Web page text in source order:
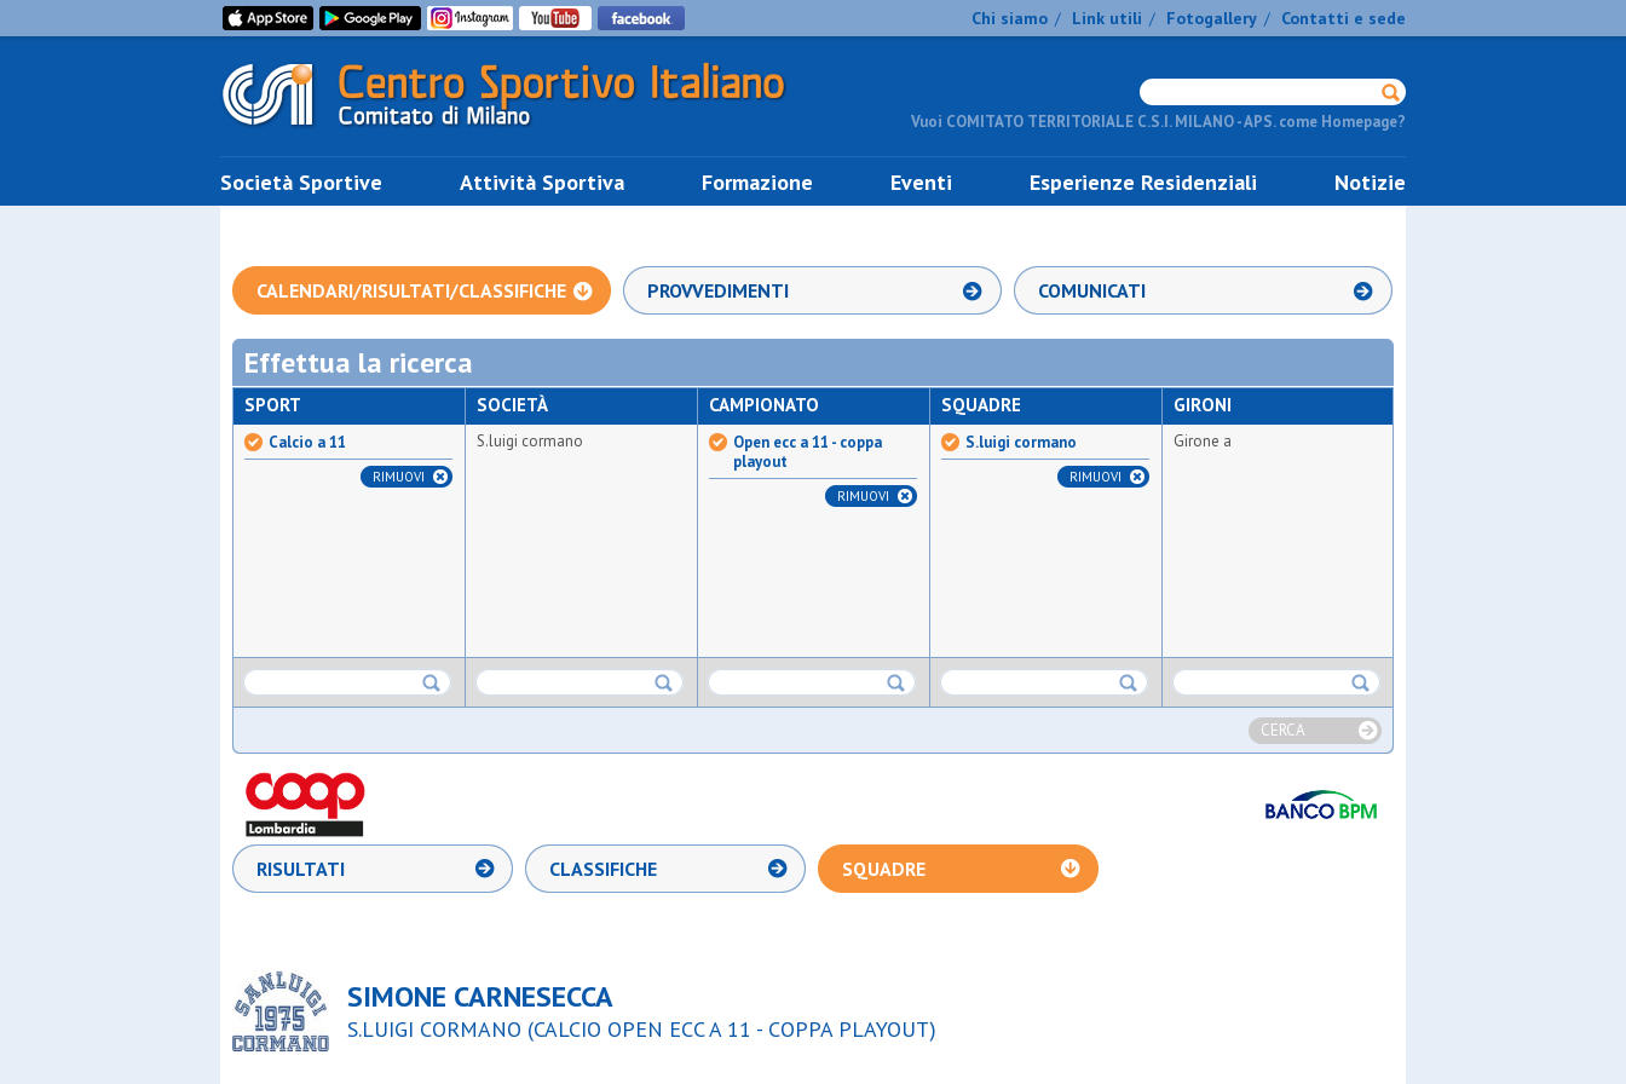
Chi siamo / Link utili / Fotogallery / Contatti e sede
Vuoi COMITATO TERRITORIALE C.S.I. MILANO - APS. come Homepage?
Società Sportive Attività Sportiva Formazione Eventi Esperienze Residenziali Notizie
CALENDARI/RISULTATI/CLASSIFICHE PROVVEDIMENTI COMUNICATI
Effettua la ricerca
SPORT
Calcio a 11
RIMUOVI
SOCIETÀ
S.luigi cormano
CAMPIONATO
Open ecc a 11 - coppa
playout
RIMUOVI
SQUADRE
S.luigi cormano
RIMUOVI
GIRONI
Girone a
CERCA
RISULTATI CLASSIFICHE SQUADRE
SIMONE CARNESECCA
S.LUIGI CORMANO (CALCIO OPEN ECC A 11 - COPPA PLAYOUT)